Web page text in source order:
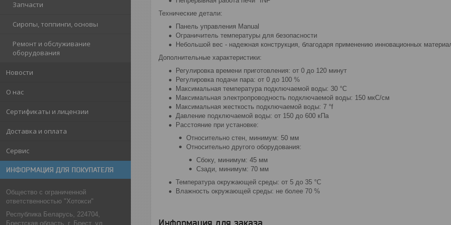
Запчасти
Сиропы, топпинги, основы
Ремонт и обслуживание
оборудования
Новости
О нас
Сертификаты и лицензии
Доставка и оплата
Сервис
ИНФОРМАЦИЯ ДЛЯ ПОКУПАТЕЛЯ
Общество с ограниченной
ответственностью "Хотокси"
Республика Беларусь, 224704,
Брестская область, г. Брест, ул.
Технические детали:
Панель управления Manual
Ограничитель температуры для безопасности
Небольшой вес - надежная конструкция, благодаря применению инновационных
Дополнительные характеристики:
Регулировка времени приготовления: от 0 до 120 минут
Регулировка подачи пара: от 0 до 100 %
Максимальная температура подключаемой воды: 30 °C
Максимальная электропроводность подключаемой воды: 150 мкС/см
Максимальная жесткость подключаемой воды: 7 °f
Давление подключаемой воды: от 150 до 600 кПа
Расстояние при установке:
Относительно стен, минимум: 50 мм
Относительно другого оборудования:
Сбоку, минимум: 45 мм
Сзади, минимум: 70 мм
Температура окружающей среды: от 5 до 35 °C
Влажность окружающей среды: не более 70 %
Информация для заказа